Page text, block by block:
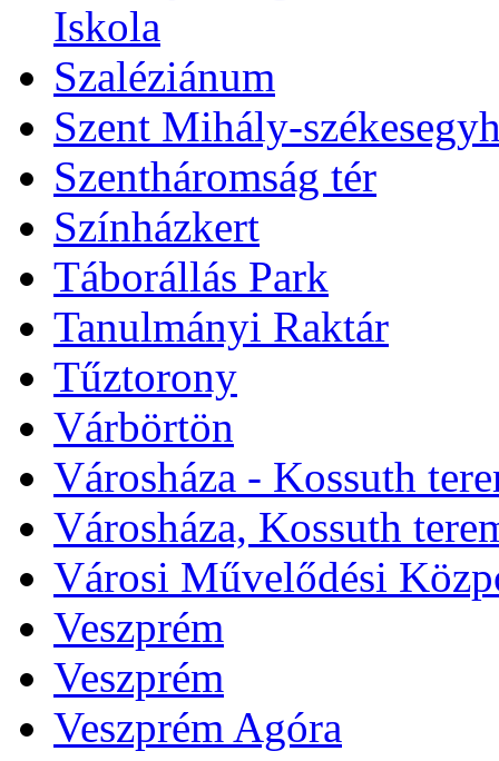
Iskola
Szaléziánum
Szent Mihály-
Szentháromság tér
Színházkert
Táborállás Park
Tanulmányi Raktár
Tűztorony
Várbörtön
Városháza - Kossuth
Városháza, Kossuth
Városi Művelődési
Veszprém
Veszprém
Veszprém Agóra